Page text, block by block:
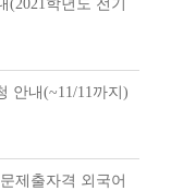
학년도 전기
안내(~11/11까지)
제출자격 외국어